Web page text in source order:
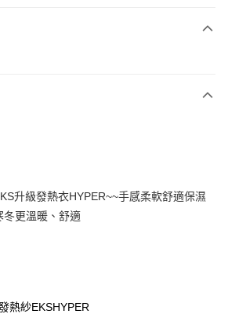
含以上)免運費
含以上)免運費
升級發熱衣HYPER~~手感柔軟舒適保濕
冬更溫暖、舒適
熱紗EKSHYPER